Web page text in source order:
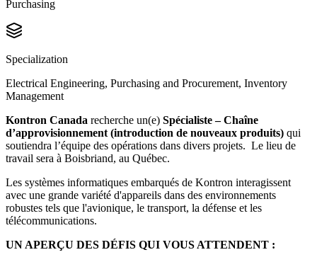
Purchasing
Specialization
Electrical Engineering, Purchasing and Procurement, Inventory
Management
Kontron Canada recherche un(e) Spécialiste – Chaîne
d’approvisionnement (introduction de nouveaux produits) qui
soutiendra l’équipe des opérations dans divers projets. Le lieu de
travail sera à Boisbriand, au Québec.
Les systèmes informatiques embarqués de Kontron interagissent
avec une grande variété d'appareils dans des environnements
robustes tels que l'avionique, le transport, la défense et les
télécommunications.
UN APERÇU DES DÉFIS QUI VOUS ATTENDENT :